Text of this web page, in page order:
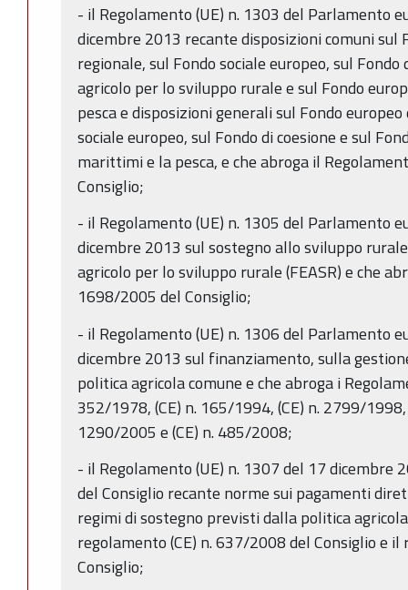
- il Regolamento (UE) n. 1303 del Parlamento
dicembre 2013 recante disposizioni comuni sul
regionale, sul Fondo sociale europeo, sul Fondo
agricolo per lo sviluppo rurale e sul Fondo
pesca e disposizioni generali sul Fondo
sociale europeo, sul Fondo di coesione e sul
marittimi e la pesca, e che abroga il
Consiglio;
- il Regolamento (UE) n. 1305 del Parlamento
dicembre 2013 sul sostegno allo sviluppo
agricolo per lo sviluppo rurale (FEASR) e che
1698/2005 del Consiglio;
- il Regolamento (UE) n. 1306 del Parlamento
dicembre 2013 sul finanziamento, sulla
politica agricola comune e che abroga i
352/1978, (CE) n. 165/1994, (CE) n. 2799/1998,
1290/2005 e (CE) n. 485/2008;
- il Regolamento (UE) n. 1307 del 17 dicembre
del Consiglio recante norme sui pagamenti
regimi di sostegno previsti dalla politica
regolamento (CE) n. 637/2008 del Consiglio e
Consiglio;